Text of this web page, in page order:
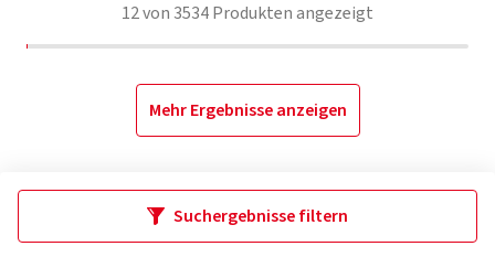
12von 3534Produkten angezeigt
Mehr Ergebnisse anzeigen
Suchergebnisse filtern